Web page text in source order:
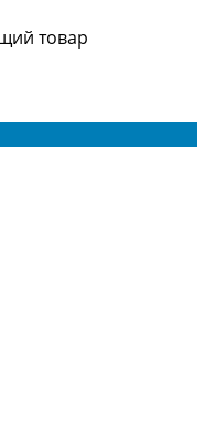
товар